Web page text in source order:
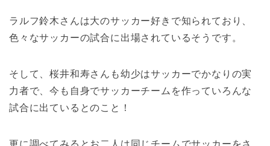
ラルフ鈴木さんは大のサッカー好きで知られており、
色々なサッカーの試合に出場されているそうです。
そして、桜井和寿さんも幼少はサッカーでかなりの実
力者で、今も自身でサッカーチームを作っていろんな
試合に出ているとのこと！
更に調べてみるとお二人は同じチームでサッカーをさ